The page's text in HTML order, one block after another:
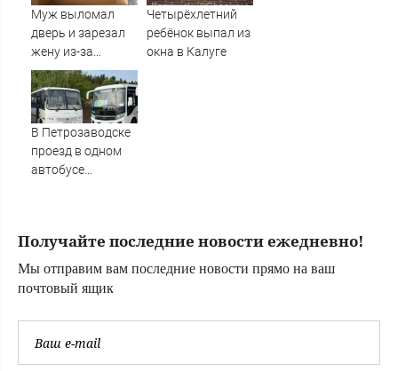
вредоносного
кода
взбудоражила
Муж выломал
дверь и зарезал
жену из-за
ревности (ФОТО)
Четырёхлетний
ребёнок выпал из
окна в Калуге
В Петрозаводске
проезд в одном
автобусе
Получайте последние новости ежедневно!
Мы отправим вам последние новости прямо на ваш
почтовый ящик